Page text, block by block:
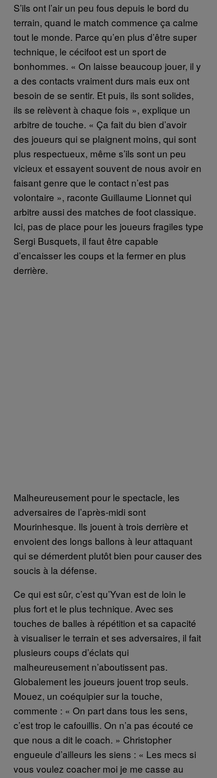
S’ils ont l’air un peu fous depuis le bord du
terrain, quand le match commence ça calme
tout le monde. Parce qu’en plus d’être super
technique, le cécifoot est un sport de
bonhommes. « On laisse beaucoup jouer, il y
a des contacts vraiment durs mais eux ont
besoin de se sentir. Et puis, ils sont solides,
ils se relèvent à chaque fois », explique un
arbitre de touche. « Ça fait du bien d’avoir
des joueurs qui se plaignent moins, qui sont
plus respectueux, même s’ils sont un peu
vicieux et essayent souvent de nous avoir en
faisant genre que le contact n’est pas
volontaire », raconte Guillaume Lionnet qui
arbitre aussi des matches de foot classique.
Ici, pas de place pour les joueurs fragiles type
Sergi Busquets, il faut être capable
d’encaisser les coups et la fermer en plus
derrière.
Malheureusement pour le spectacle, les
adversaires de l’après-midi sont
Mourinhesque. Ils jouent à trois derrière et
envoient des longs ballons à leur attaquant
qui se démerdent plutôt bien pour causer des
soucis à la défense.
Ce qui est sûr, c’est qu’Yvan est de loin le
plus fort et le plus technique. Avec ses
touches de balles à répétition et sa capacité
à visualiser le terrain et ses adversaires, il fait
plusieurs coups d’éclats qui
malheureusement n’aboutissent pas.
Globalement les joueurs jouent trop seuls.
Mouez, un coéquipier sur la touche,
commente : « On part dans tous les sens,
c’est trop le cafouillis. On n’a pas écouté ce
que nous a dit le coach. » Christopher
engueule d’ailleurs les siens : « Les mecs si
vous voulez coacher moi je me casse au